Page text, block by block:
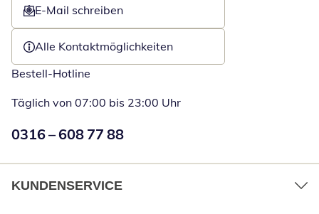
E-Mail schreiben
Öffnet E-Mail-Client
Alle Kontaktmöglichkeiten
Bestell-Hotline
Täglich von 07:00 bis 23:00 Uhr
Numéro de téléphone:
0316 – 608 77 88
KUNDENSERVICE